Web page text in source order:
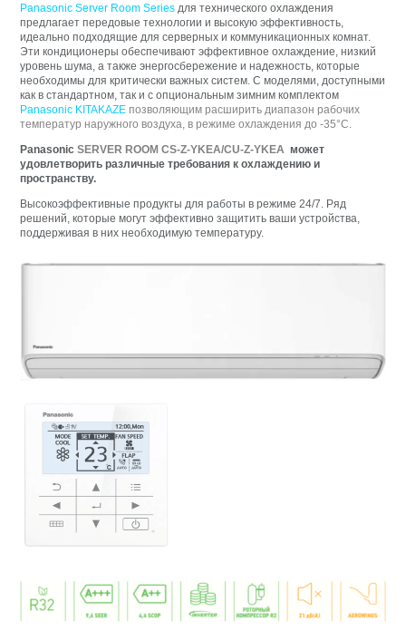
Panasonic Server Room Series для технического охлаждения
предлагает передовые технологии и высокую эффективность,
идеально подходящие для серверных и коммуникационных комнат.
Эти кондиционеры обеспечивают эффективное охлаждение, низкий
уровень шума, а также энергосбережение и надежность, которые
необходимы для критически важных систем. С моделями, доступными
как в стандартном, так и с опциональным зимним комплектом
Panasonic KITAKAZE позволяющим расширить диапазон рабочих
температур наружного воздуха, в режиме охлаждения до -35°С.
Panasonic SERVER ROOM CS-Z-YKEA/CU-Z-YKEA может
удовлетворить различные требования к охлаждению и
пространству.
Высокоэффективные продукты для работы в режиме 24/7. Ряд
решений, которые могут эффективно защитить ваши устройства,
поддерживая в них необходимую температуру.